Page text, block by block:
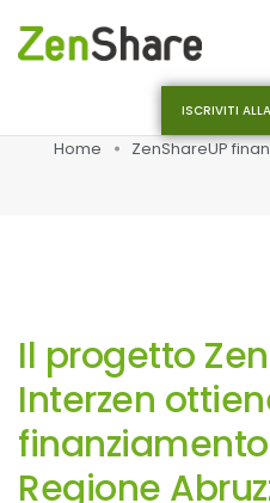
ISCRIVITI
Home ZenShareUP
Il progetto
Interzen
Regione